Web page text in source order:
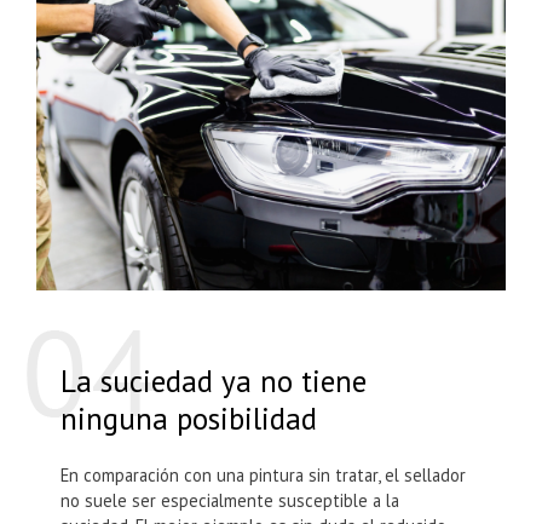
La suciedad ya no tiene
En comparación con una pintura sin tratar, el sellador